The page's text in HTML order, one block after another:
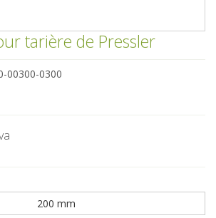
tarière de Pressler
00300-0300
200 mm